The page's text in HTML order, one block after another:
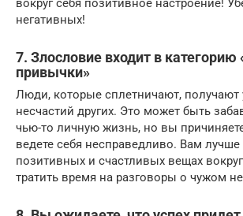
вокруг себя позитивное настроение!
негативных!
7. Злословие входит в
привычки»
Люди, которые сплетничают, получают
несчастий других. Это может быть
чью-то личную жизнь, но вы
ведете себя несправедливо. Вам лучше
позитивных и счастливых вещах
тратить время на разговоры о чужом